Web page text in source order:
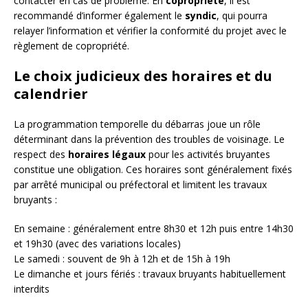
recommandé d’informer également le syndic, qui pourra
relayer l’information et vérifier la conformité du projet avec le
règlement de copropriété.
Le choix judicieux des horaires et du
calendrier
La programmation temporelle du débarras joue un rôle
déterminant dans la prévention des troubles de voisinage. Le
respect des horaires légaux pour les activités bruyantes
constitue une obligation. Ces horaires sont généralement fixés
par arrêté municipal ou préfectoral et limitent les travaux
bruyants :
En semaine : généralement entre 8h30 et 12h puis entre 14h30
et 19h30 (avec des variations locales)
Le samedi : souvent de 9h à 12h et de 15h à 19h
Le dimanche et jours fériés : travaux bruyants habituellement
interdits